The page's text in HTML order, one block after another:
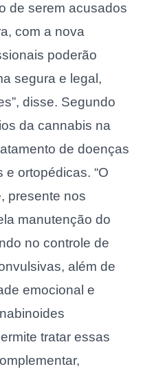
de serem acusados
com a nova
poderão
segura e legal,
disse. Segundo
da cannabis na
de doenças
ortopédicas. “O
presente nos
manutenção do
no controle de
além de
emocional e
tratar essas